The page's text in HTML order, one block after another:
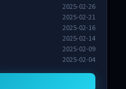
2025-02-26
2025-02-21
2025-02-16
2025-02-14
2025-02-09
2025-02-04